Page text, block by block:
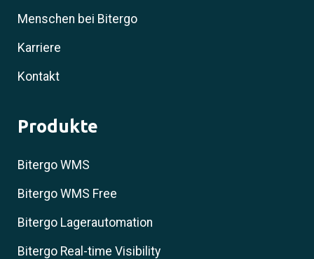
Menschen bei Bitergo
Karriere
Kontakt
Produkte
Bitergo WMS
Bitergo WMS Free
Bitergo Lagerautomation
Bitergo Real-time Visibility